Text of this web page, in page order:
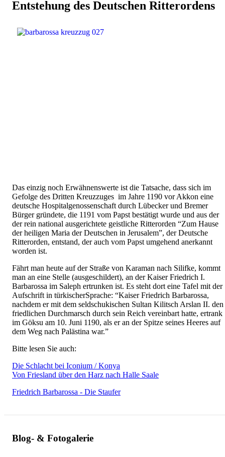
Entstehung des Deutschen Ritterordens
Das einzig noch Erwähnenswerte ist die Tatsache, dass sich im
Gefolge des Dritten Kreuzzuges im Jahre 1190 vor Akkon eine
deutsche Hospitalgenossenschaft durch Lübecker und Bremer
Bürger gründete, die 1191 vom Papst bestätigt wurde und aus der
der rein national ausgerichtete geistliche Ritterorden “Zum Hause
der heiligen Maria der Deutschen in Jerusalem”, der Deutsche
Ritterorden, entstand, der auch vom Papst umgehend anerkannt
worden ist.
Fährt man heute auf der Straße von Karaman nach Silifke, kommt
man an eine Stelle (ausgeschildert), an der Kaiser Friedrich I.
Barbarossa im Saleph ertrunken ist. Es steht dort eine Tafel mit der
Aufschrift in türkischerSprache: “Kaiser Friedrich Barbarossa,
nachdem er mit dem seldschukischen Sultan Kilitsch Arslan II. den
friedlichen Durchmarsch durch sein Reich vereinbart hatte, ertrank
im Göksu am 10. Juni 1190, als er an der Spitze seines Heeres auf
dem Weg nach Palästina war.”
Bitte lesen Sie auch:
Die Schlacht bei Iconium / Konya
Von Friesland über den Harz nach Halle Saale
Friedrich Barbarossa - Die Staufer
Blog- & Fotogalerie